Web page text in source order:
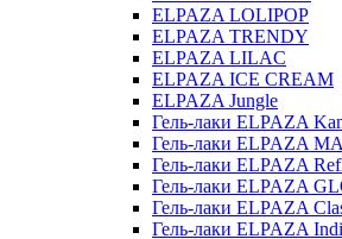
ELPAZA LOLIPOP
ELPAZA TRENDY
ELPAZA LILAC
ELPAZA IСE CREAM
ELPAZA Jungle
Гель-лаки ELPAZA
Гель-лаки ELPAZA
Гель-лаки ELPAZA
Гель-лаки ELPAZA
Гель-лаки ELPAZA
Гель-лаки ELPAZA